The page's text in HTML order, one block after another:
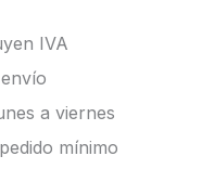
IVA
a viernes
mínimo